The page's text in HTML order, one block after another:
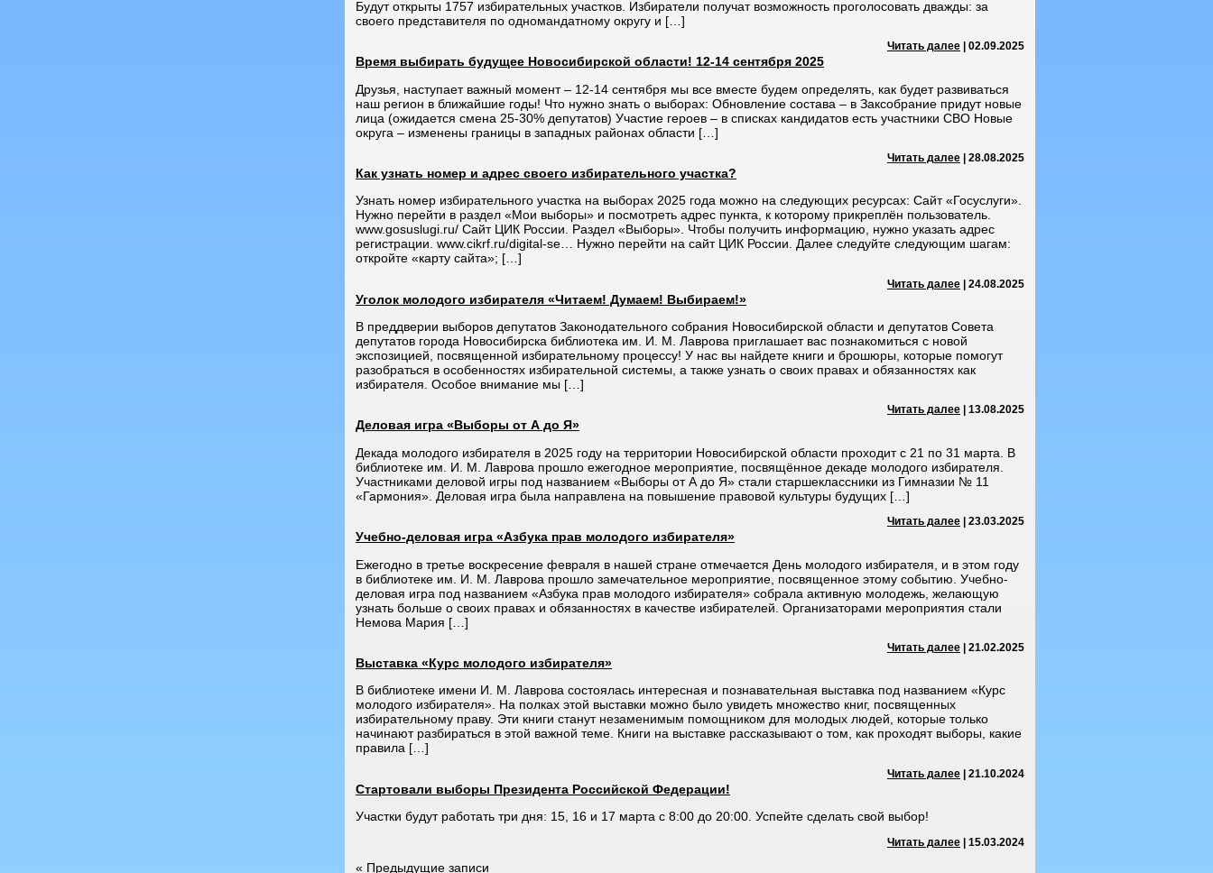
Будут открыты 1757 избирательных участков. Избиратели получат возможность проголосовать дважды: за
своего представителя по одномандатному округу и […]
Читать далее | 02.09.2025
Время выбирать будущее Новосибирской области! 12-14 сентября 2025
Друзья, наступает важный момент – 12-14 сентября мы все вместе будем определять, как будет развиваться
наш регион в ближайшие годы! Что нужно знать о выборах: Обновление состава – в Заксобрание придут новые
лица (ожидается смена 25-30% депутатов) Участие героев – в списках кандидатов есть участники СВО Новые
округа – изменены границы в западных районах области […]
Читать далее | 28.08.2025
Как узнать номер и адрес своего избирательного участка?
Узнать номер избирательного участка на выборах 2025 года можно на следующих ресурсах: Сайт «Госуслуги».
Нужно перейти в раздел «Мои выборы» и посмотреть адрес пункта, к которому прикреплён пользователь.
www.gosuslugi.ru/ Сайт ЦИК России. Раздел «Выборы». Чтобы получить информацию, нужно указать адрес
регистрации. www.cikrf.ru/digital-se… Нужно перейти на сайт ЦИК России. Далее следуйте следующим шагам:
откройте «карту сайта»; […]
Читать далее | 24.08.2025
Уголок молодого избирателя «Читаем! Думаем! Выбираем!»
В преддверии выборов депутатов Законодательного собрания Новосибирской области и депутатов Совета
депутатов города Новосибирска библиотека им. И. М. Лаврова приглашает вас познакомиться с новой
экспозицией, посвященной избирательному процессу! У нас вы найдете книги и брошюры, которые помогут
разобраться в особенностях избирательной системы, а также узнать о своих правах и обязанностях как
избирателя. Особое внимание мы […]
Читать далее | 13.08.2025
Деловая игра «Выборы от А до Я»
Декада молодого избирателя в 2025 году на территории Новосибирской области проходит с 21 по 31 марта. В
библиотеке им. И. М. Лаврова прошло ежегодное мероприятие, посвящённое декаде молодого избирателя.
Участниками деловой игры под названием «Выборы от А до Я» стали старшеклассники из Гимназии № 11
«Гармония». Деловая игра была направлена на повышение правовой культуры будущих […]
Читать далее | 23.03.2025
Учебно-деловая игра «Азбука прав молодого избирателя»
Ежегодно в третье воскресение февраля в нашей стране отмечается День молодого избирателя, и в этом году
в библиотеке им. И. М. Лаврова прошло замечательное мероприятие, посвященное этому событию. Учебно-
деловая игра под названием «Азбука прав молодого избирателя» собрала активную молодежь, желающую
узнать больше о своих правах и обязанностях в качестве избирателей. Организаторами мероприятия стали
Немова Мария […]
Читать далее | 21.02.2025
Выставка «Курс молодого избирателя»
В библиотеке имени И. М. Лаврова состоялась интересная и познавательная выставка под названием «Курс
молодого избирателя». На полках этой выставки можно было увидеть множество книг, посвященных
избирательному праву. Эти книги станут незаменимым помощником для молодых людей, которые только
начинают разбираться в этой важной теме. Книги на выставке рассказывают о том, как проходят выборы, какие
правила […]
Читать далее | 21.10.2024
Стартовали выборы Президента Российской Федерации!
Участки будут работать три дня: 15, 16 и 17 марта с 8:00 до 20:00. Успейте сделать свой выбор!
Читать далее | 15.03.2024
« Предыдущие записи